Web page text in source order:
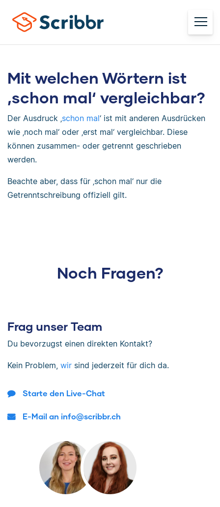
Mit welchen Wörtern ist
‚schon mal‘ vergleichbar?
Der Ausdruck ‚schon mal‘ ist mit anderen Ausdrücken
wie ‚noch mal‘ oder ‚erst mal‘ vergleichbar. Diese
können zusammen- oder getrennt geschrieben
werden.
Beachte aber, dass für ‚schon mal‘ nur die
Getrenntschreibung offiziell gilt.
Noch Fragen?
Frag unser Team
Du bevorzugst einen direkten Kontakt?
Kein Problem, wir sind jederzeit für dich da.
Starte den Live-Chat
E-Mail an info@scribbr.ch